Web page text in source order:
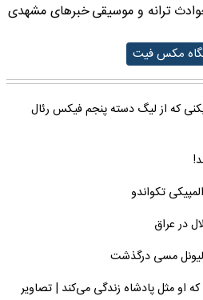
ترانه و موسیقیخبرهای مشهدی
مکس فیت
در ۱۸ ماه؛ بازیکنی که از لیگ دسته پنجم فیکس رئال
تکواندو
مسی درگذشت
او مثل پادشاه زندگی می‌کند | تصاویر